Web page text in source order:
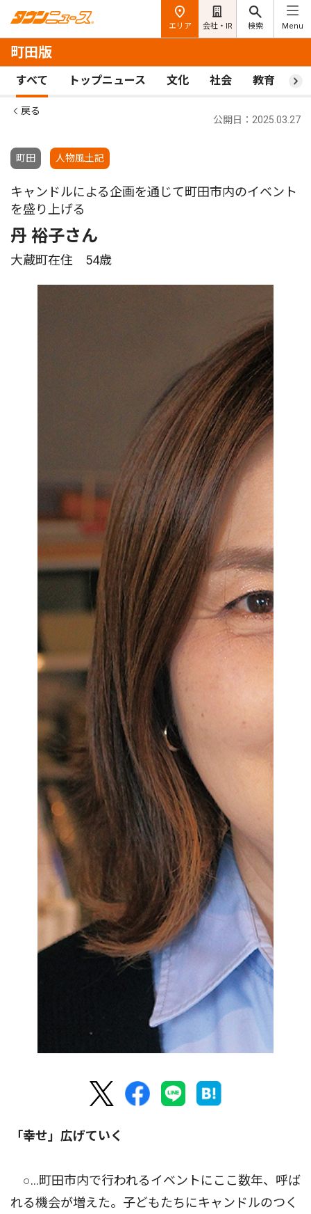
エリア 会社・IR 検索 Menu
町田版
すべて トップニュース 文化 社会 教育 ス
戻る
町田 人物風土記
公開日：2025.03.27
キャンドルによる企画を通じて町田市内のイベント
を盛り上げる
丹 裕子さん
大蔵町在住 54歳
「幸せ」広げていく
○…町田市内で行われるイベントにここ数年、呼ば
れる機会が増えた。子どもたちにキャンドルのつく